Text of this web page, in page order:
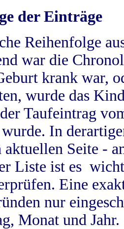
der Einträge
Reihenfolge
war die
krank war,
wurde das
Taufeintrag
In
aktuellen Seite -
Liste ist es
Eine
nur
Monat und Jahr.